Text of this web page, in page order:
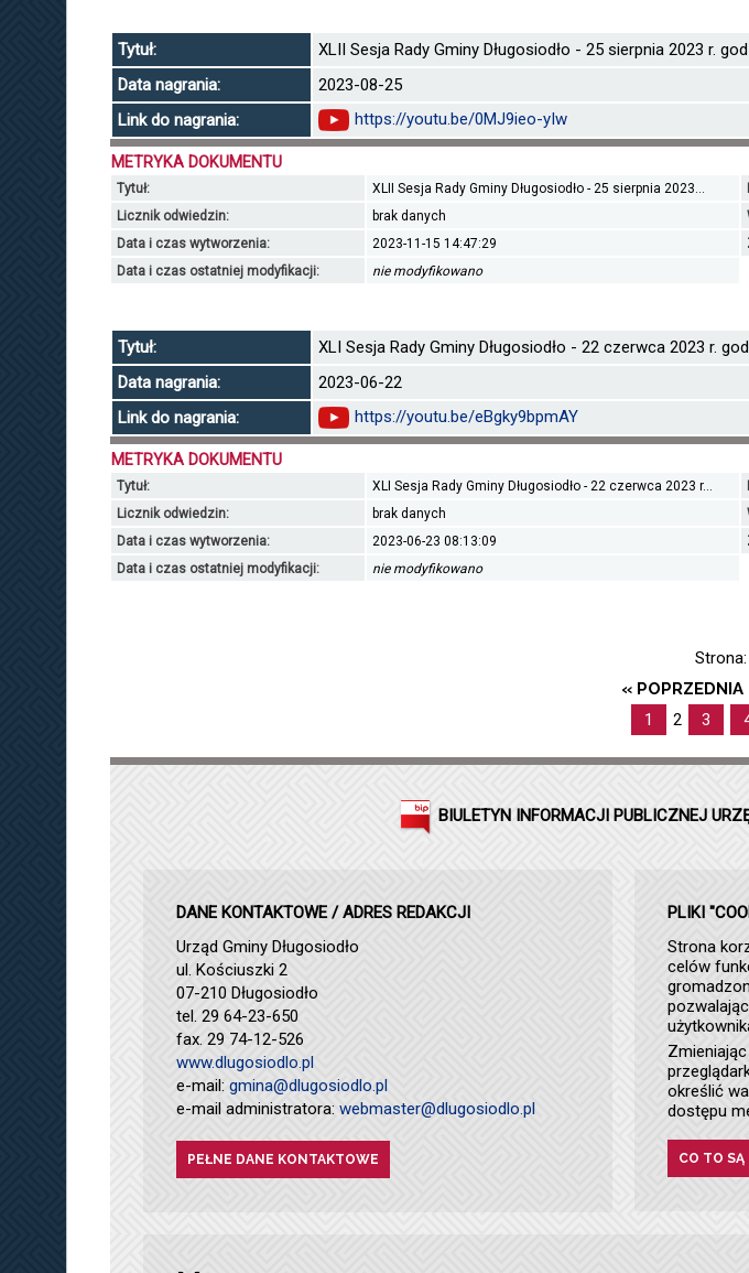
Tytuł:
XLII Sesja Rady Gminy Długosiodło - 25 sierpnia 2023 r.
Data nagrania:
2023-08-25
Link do nagrania:
https://youtu.be/0MJ9ieo-yIw
METRYKA DOKUMENTU
Tytuł: XLII Sesja Rady Gminy Długosiodło - 25 sierpnia 2023...
Licznik odwiedzin:
brak danych
Data i czas wytworzenia:
2023-11-15 14:47:29
Data i czas ostatniej modyfikacji:
nie modyfikowano
Tytuł:
XLI Sesja Rady Gminy Długosiodło - 22 czerwca 2023 r.
Data nagrania:
2023-06-22
Link do nagrania:
https://youtu.be/eBgky9bpmAY
METRYKA DOKUMENTU
Tytuł: XLI Sesja Rady Gminy Długosiodło - 22 czerwca 2023 r...
Licznik odwiedzin:
brak danych
Data i czas wytworzenia:
2023-06-23 08:13:09
Data i czas ostatniej modyfikacji:
nie modyfikowano
Strona:
« POPRZEDNIA
1
2 3
BIULETYN INFORMACJI PUBLICZNEJ
DANE KONTAKTOWE / ADRES REDAKCJI
Urząd Gminy Długosiodło
ul. Kościuszki 2
07-210 Długosiodło
tel. 29 64-23-650
fax. 29 74-12-526
www.dlugosiodlo.pl
e-mail: gmina@dlugosiodlo.pl
e-mail administratora: webmaster@dlugosiodlo.pl
PEŁNE DANE KONTAKTOWE
PLIKI
Strona
celów
określić
dostępu
CO TO SĄ